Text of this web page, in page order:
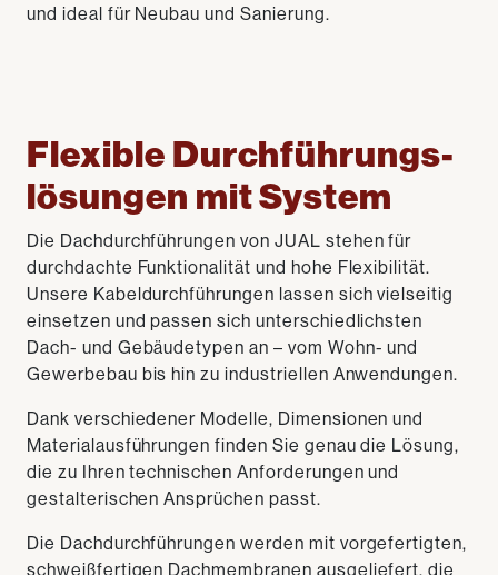
und ideal für Neubau und Sanierung.
Flexible Durchführungs­
lösungen mit System
Die Dachdurchführungen von JUAL stehen für
durchdachte Funktionalität und hohe Flexibilität.
Unsere Kabeldurchführungen lassen sich vielseitig
einsetzen und passen sich unterschiedlichsten
Dach- und Gebäudetypen an – vom Wohn- und
Gewerbebau bis hin zu industriellen Anwendungen.
Dank verschiedener Modelle, Dimensionen und
Materialausführungen finden Sie genau die Lösung,
die zu Ihren technischen Anforderungen und
gestalterischen Ansprüchen passt.
Die Dachdurchführungen werden mit vorgefertigten,
schweißfertigen Dachmembranen ausgeliefert, die